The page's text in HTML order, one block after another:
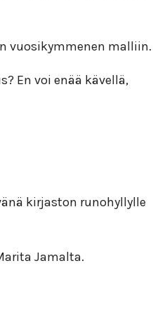
vuosikymmenen malliin.
En voi enää kävellä,
kirjaston runohyllylle
Jamalta.